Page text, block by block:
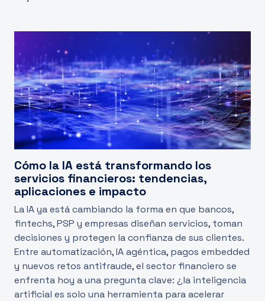
Cómo la IA está transformando los
servicios financieros: tendencias,
aplicaciones e impacto
La IA ya está cambiando la forma en que bancos,
fintechs, PSP y empresas diseñan servicios, toman
decisiones y protegen la confianza de sus clientes.
Entre automatización, IA agéntica, pagos embedded
y nuevos retos antifraude, el sector financiero se
enfrenta hoy a una pregunta clave: ¿la inteligencia
artificial es solo una herramienta para acelerar